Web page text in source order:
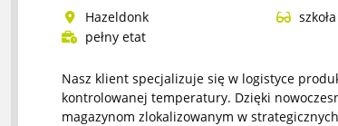
Soda
Stream
Hazeldonk
pełny etat
Nasz klient specjalizuje się w logistyce
kontrolowanej temperatury. Dzięki
magazynom zlokalizowanym w